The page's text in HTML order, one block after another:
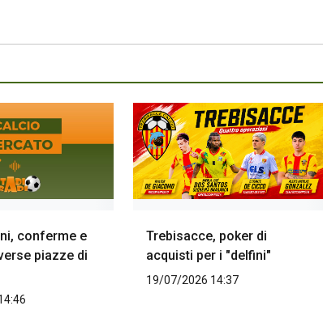
conferme e
piazze di
Trebisacce, poker di
acquisti per i "delfini"
19/07/2026 14:37